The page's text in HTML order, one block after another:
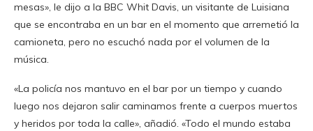
mesas», le dijo a la BBC Whit Davis, un visitante de Luisiana
que se encontraba en un bar en el momento que arremetió la
camioneta, pero no escuchó nada por el volumen de la
música.
«La policía nos mantuvo en el bar por un tiempo y cuando
luego nos dejaron salir caminamos frente a cuerpos muertos
y heridos por toda la calle», añadió. «Todo el mundo estaba